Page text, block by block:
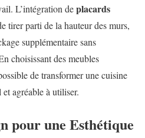
L’intégration deplacards
tirer parti de la hauteur des murs,
supplémentaire sans
choisissant des meubles
de transformer une cuisine
agréable à utiliser.
pour une Esthétique